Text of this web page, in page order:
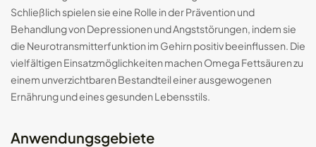
Schließlich spielen sie eine Rolle in der Prävention und
Behandlung von Depressionen und Angststörungen, indem sie
die Neurotransmitterfunktion im Gehirn positiv beeinflussen. Die
vielfältigen Einsatzmöglichkeiten machen Omega Fettsäuren zu
einem unverzichtbaren Bestandteil einer ausgewogenen
Ernährung und eines gesunden Lebensstils.
Anwendungsgebiete